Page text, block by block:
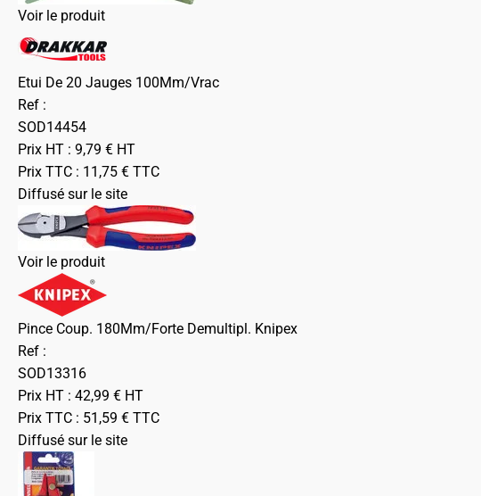
Voir le produit
Etui De 20 Jauges 100Mm/Vrac
Ref :
SOD14454
Prix HT : 9,79 € HT
Prix TTC : 11,75 € TTC
Diffusé sur le site
Voir le produit
Pince Coup. 180Mm/Forte Demultipl. Knipex
Ref :
SOD13316
Prix HT : 42,99 € HT
Prix TTC : 51,59 € TTC
Diffusé sur le site